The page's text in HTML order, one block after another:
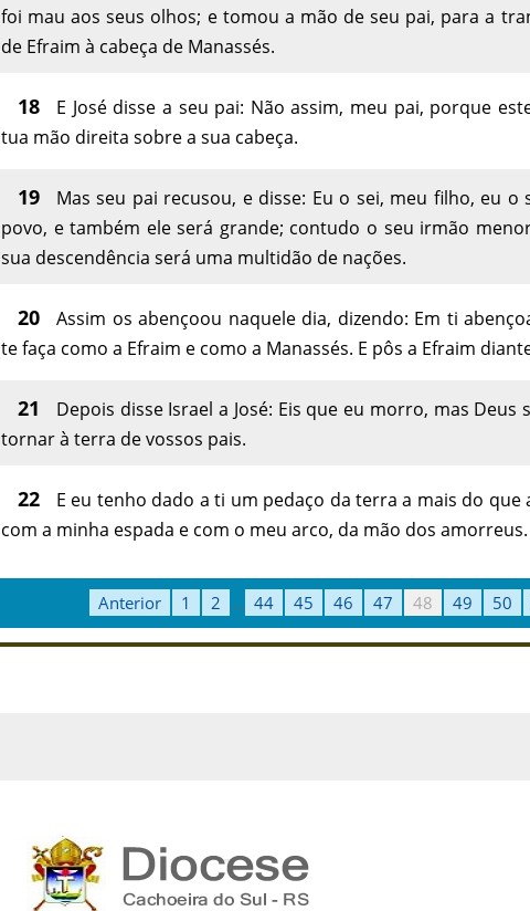
foi mau aos seus olhos; e tomou a mão de seu pai, para a
de Efraim à cabeça de Manassés.
18
E José disse a seu pai: Não assim, meu pai, porque
tua mão direita sobre a sua cabeça.
19
Mas seu pai recusou, e disse: Eu o sei, meu filho, eu o
povo, e também ele será grande; contudo o seu irmão
sua descendência será uma multidão de nações.
20
Assim os abençoou naquele dia, dizendo: Em ti
te faça como a Efraim e como a Manassés. E pôs a Efraim
21
Depois disse Israel a José: Eis que eu morro, mas Deus
tornar à terra de vossos pais.
22
E eu tenho dado a ti um pedaço da terra a mais do
com a minha espada e com o meu arco, da mão dos amorreus.
Anterior 1 2 ... 44 45 46 47 48 49 50